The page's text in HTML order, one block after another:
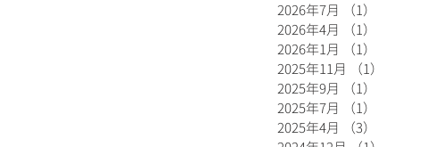
2026年7月 （1）
2026年4月
（1）
2026年1月
（1）
2025年11月
（1）
2025年9月
（1）
2025年7月
（1）
2025年4月
（3）